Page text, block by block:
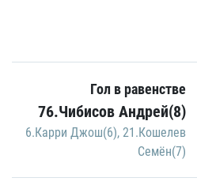
Гол в равенстве
76.Чибисов Андрей(8)
6.Карри Джош(6), 21.Кошелев
Семён(7)